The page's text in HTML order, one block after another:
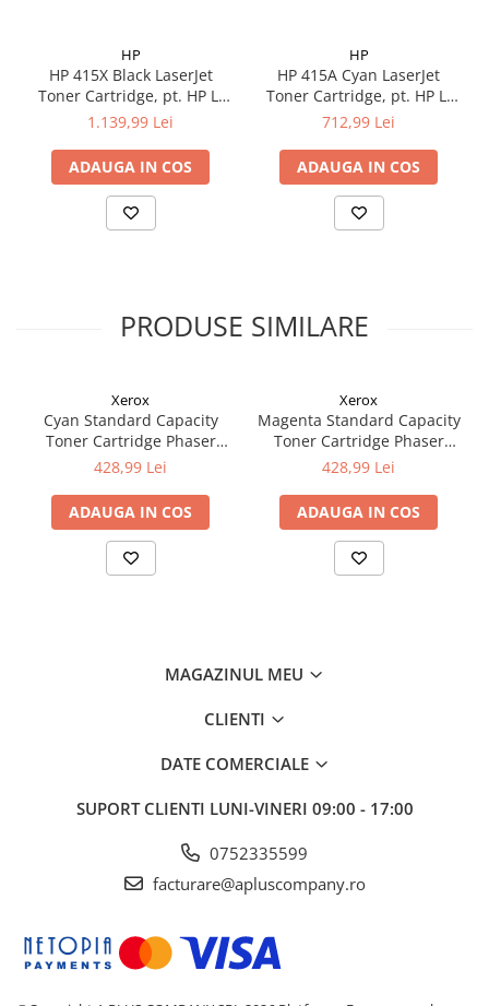
HP
HP 415X Black LaserJet
Toner Cartridge, pt. HP LJ
M454, M479; cap. 7.5k pag
1.139,99 Lei
ADAUGA IN COS
HP
HP 415A Cyan LaserJet
Toner Cartridge, pt. HP LJ
M454, M479; cap. 2.1k pag
712,99 Lei
ADAUGA IN COS
PRODUSE SIMILARE
Xerox
Cyan Standard Capacity
Toner Cartridge Phaser
6510/WorkCentre 6515
428,99 Lei
ADAUGA IN COS
Xerox
Magenta Standard Capacity
Toner Cartridge Phaser
6510/WorkCentre 6515
428,99 Lei
ADAUGA IN COS
MAGAZINUL MEU
CLIENTI
DATE COMERCIALE
SUPORT CLIENTI LUNI-VINERI 09:00 - 17:00
0752335599
facturare@apluscompany.ro